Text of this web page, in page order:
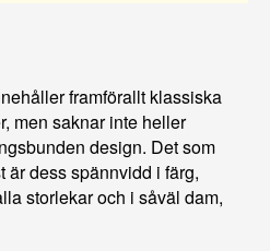
framförallt klassiska
men saknar inte heller
design. Det som
är dess spännvidd i färg,
storlekar och i såväl dam,